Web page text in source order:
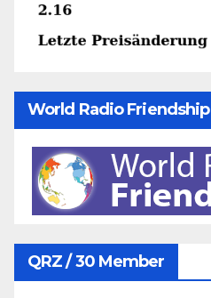
World Radio Friendship
QRZ / 30 Member